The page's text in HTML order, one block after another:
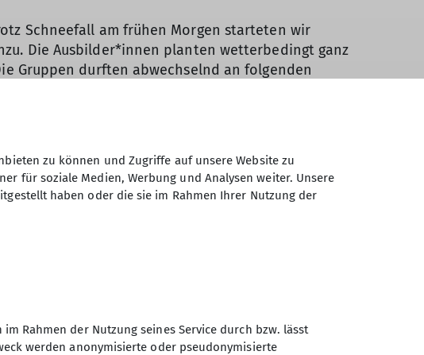
Schneefall am frühen Morgen starteten wir
Die Ausbilder*innen planten wetterbedingt ganz
Gruppen durften abwechselnd an folgenden
geübt wurden noch einmal (in der Hütte)
bei der die Ausbilder*innen nur Eckpunkte
Tag beschritten werden.
ausgebildet.
ein. Hierüber freuten wir uns sehr,
sogar die ängstlicheren Teilnehmer*innen trauten
Tag wurde am Abend sehr lecker gegrillt und
zu können und Zugriffe auf unsere Website zu
für soziale Medien, Werbung und Analysen weiter. Unsere
haben oder die sie im Rahmen Ihrer Nutzung der
Rahmen der Nutzung seines Service durch bzw. lässt
werden anonymisierte oder pseudonymisierte